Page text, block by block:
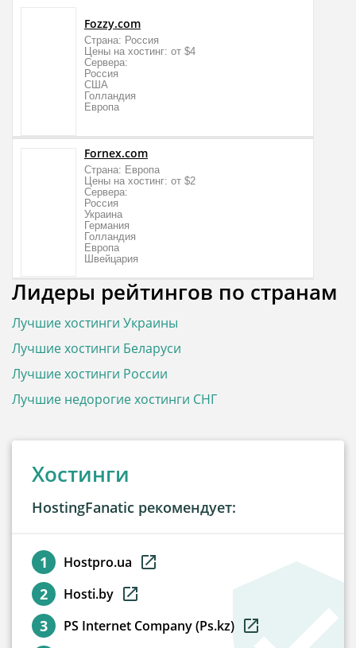
Fozzy.com
Страна: Россия
Цены на хостинг: от $4
Сервера:
Россия
США
Голландия
Европа
Fornex.com
Страна: Европа
Цены на хостинг: от $2
Сервера:
Россия
Украина
Германия
Голландия
Европа
Швейцария
Лидеры рейтингов по странам
Лучшие хостинги Украины
Лучшие хостинги Беларуси
Лучшие хостинги России
Лучшие недорогие хостинги СНГ
Хостинги
HostingFanatic рекомендует:
Hostpro.ua
Hosti.by
PS Internet Company (Ps.kz)